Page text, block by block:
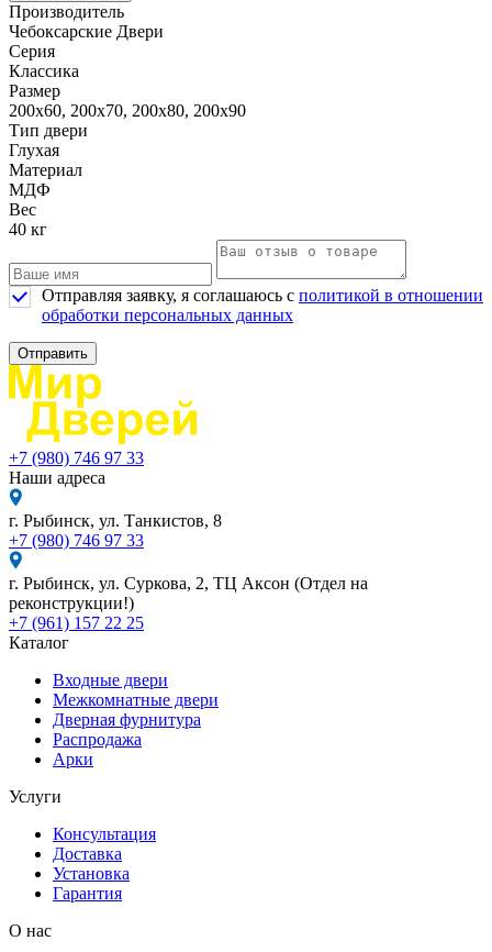
Производитель
Чебоксарские Двери
Серия
Классика
Размер
200х60, 200х70, 200х80, 200х90
Тип двери
Глухая
Материал
МДФ
Вес
40 кг
Отправляя заявку, я соглашаюсь с политикой в отношении
обработки персональных данных
Отправить
+7 (980) 746 97 33
Наши адреса
г. Рыбинск, ул. Танкистов, 8
+7 (980) 746 97 33
г. Рыбинск, ул. Суркова, 2, ТЦ Аксон (Отдел на
реконструкции!)
+7 (961) 157 22 25
Каталог
Входные двери
Межкомнатные двери
Дверная фурнитура
Распродажа
Арки
Услуги
Консультация
Доставка
Установка
Гарантия
О нас